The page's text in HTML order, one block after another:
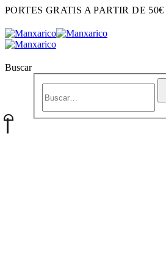
PORTES GRATIS A PARTIR DE 50€
Buscar